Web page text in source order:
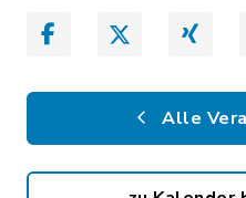
Alle